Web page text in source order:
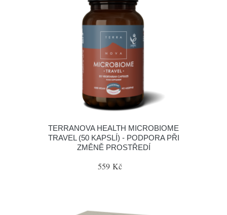
TERRANOVA HEALTH MICROBIOME
TRAVEL (50 KAPSLÍ) - PODPORA PŘI
ZMĚNĚ PROSTŘEDÍ
559 Kč